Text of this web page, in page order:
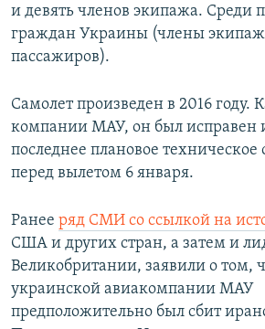
и девять членов экипажа. Среди
граждан Украины (члены
пассажиров).
Самолет произведен в 2016 году.
компании МАУ, он был исправен
последнее плановое
перед вылетом 6 января.
Ранее ряд СМИ со ссылкой на
США и других стран, а затем и
Великобритании, заявили о том,
украинской авиакомпании МАУ
предположительно был сбит